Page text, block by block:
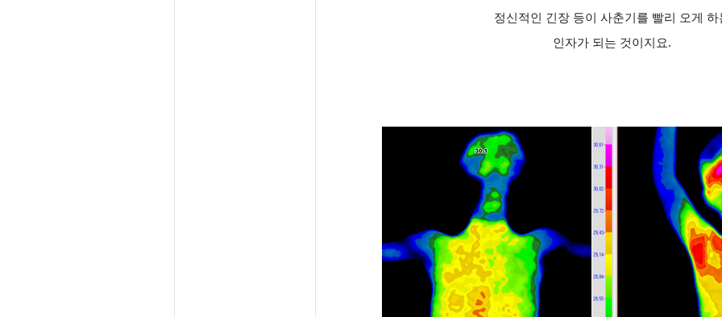
정신적인 긴장 등이 사춘기를 빨리 오게 하
인자가 되는 것이지요.